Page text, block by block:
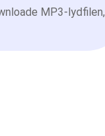
MP3-lydfilen,